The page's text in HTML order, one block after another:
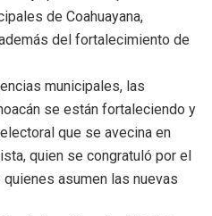
de Coahuayana,
del fortalecimiento de
municipales, las
se están fortaleciendo y
que se avecina en
quien se congratuló por el
asumen las nuevas